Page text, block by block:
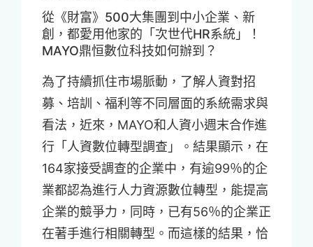
從《財富》500大集團到中小企業、新
創，都愛用他家的「次世代HR系統」！
MAYO鼎恒數位科技如何辦到？
為了持續抓住市場脈動，了解人資對招
募、培訓、福利等不同層面的系統需求與
看法，近來，MAYO和人資小週末合作進
行「人資數位轉型調查」。結果顯示，在
164家接受調查的企業中，有逾99％的企
業都認為進行人力資源數位轉型，能提高
企業的競爭力，同時，已有56％的企業正
在著手進行相關轉型。而這樣的結果，恰